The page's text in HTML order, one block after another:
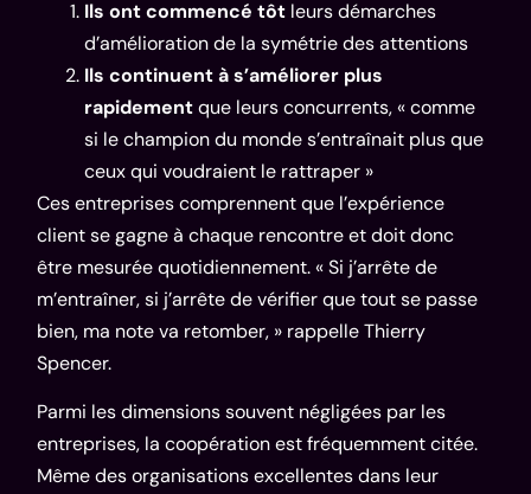
Ils ont commencé tôt leurs démarches
d’amélioration de la symétrie des attentions
Ils continuent à s’améliorer plus
rapidementque leurs concurrents, « comme
si le champion du monde s’entraînait plus que
ceux qui voudraient le rattraper »
Ces entreprises comprennent que l’expérience
client se gagne à chaque rencontre et doit donc
être mesurée quotidiennement. « Si j’arrête de
m’entraîner, si j’arrête de vérifier que tout se passe
bien, ma note va retomber, » rappelle Thierry
Spencer.
Parmi les dimensions souvent négligées par les
entreprises, la coopération est fréquemment citée.
Même des organisations excellentes dans leur